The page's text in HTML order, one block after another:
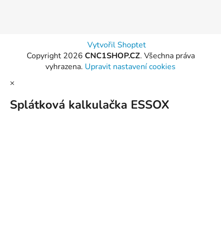
Vytvořil Shoptet
Copyright 2026 CNC1SHOP.CZ. Všechna práva
vyhrazena. Upravit nastavení cookies
×
Splátková kalkulačka ESSOX